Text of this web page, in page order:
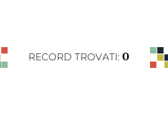
RECORD TROVATI: 0